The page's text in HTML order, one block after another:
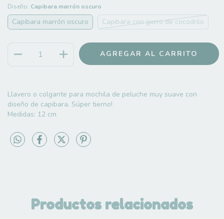
Diseño: Capibara marrón oscuro
Capibara marrón oscuro Capibara con gorro de cocodrilo
Llavero o colgante para mochila de peluche muy suave con
diseño de capibara. Súper tierno!
Medidas: 12 cm
Productos relacionados